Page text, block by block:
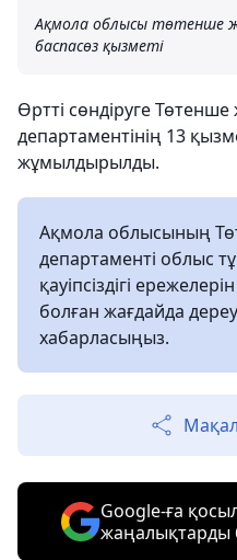
Ақмола облысы төтенше
баспасөз қызметі
Өртті сөндіруге
департаментінің 13
жұмылдырылды.
Ақмола облысының
департаменті облыс
қауіпсіздігі
болған жағдайда
хабарласыңыз.
Google-ға
жаңалықтарды